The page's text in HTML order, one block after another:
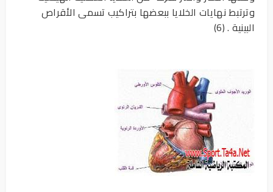
وترتبط نهايات الخلايا ببعضها بتراكيب تسمى الأقراص
البينية . (6)